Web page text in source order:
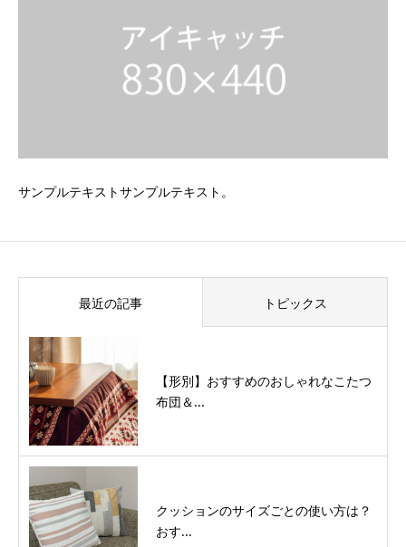
サンプルテキストサンプルテキスト。
最近の記事 トピックス
【形別】おすすめのおしゃれなこたつ
布団＆...
クッションのサイズごとの使い方は？
おす...